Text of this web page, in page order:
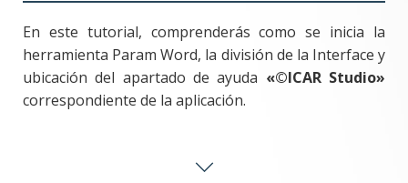
En este tutorial, comprenderás como se inicia la
herramienta Param Word, la división de la Interface y
ubicación del apartado de ayuda «©ICAR Studio»
correspondiente de la aplicación.